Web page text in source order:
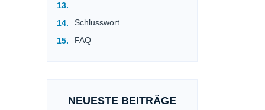
Schlusswort
FAQ
NEUESTE BEITRÄGE